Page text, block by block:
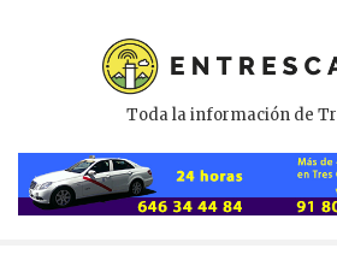
Toda la información de